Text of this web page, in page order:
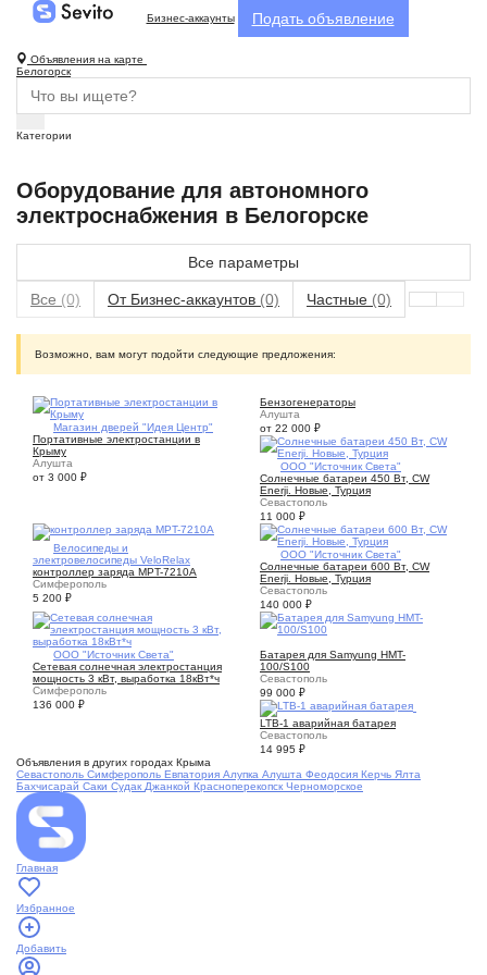
Бизнес-аккаунты Подать объявление
Объявления на карте
Белогорск
Категории
Оборудование для автономного
электроснабжения в Белогорске
Все параметры
Все (0) От Бизнес-аккаунтов (0) Частные (0)
Возможно, вам могут подойти следующие предложения:
Магазин дверей "Идея Центр"
Портативные электростанции в
Крыму
Алушта
от 3 000 ₽
Бензогенераторы
Алушта
от 22 000 ₽
ООО "Источник Света"
Солнечные батареи 450 Вт, CW
Enerji. Новые, Турция
Севастополь
11 000 ₽
Велосипеды и
электровелосипеды VeloRelax
контроллер заряда MPT-7210A
Симферополь
5 200 ₽
ООО "Источник Света"
Солнечные батареи 600 Вт, CW
Enerji. Новые, Турция
Севастополь
140 000 ₽
ООО "Источник Света"
Сетевая солнечная электростанция
мощность 3 кВт, выработка 18кВт*ч
Симферополь
136 000 ₽
Батарея для Samyung HMT-
100/S100
Севастополь
99 000 ₽
LTB-1 аварийная батарея
Севастополь
14 995 ₽
Объявления в других городах Крыма
Севастополь Симферополь Евпатория Алупка Алушта Феодосия Керчь Ялта
Бахчисарай Саки Судак Джанкой Красноперекопск Черноморское
Главная
Избранное
Добавить